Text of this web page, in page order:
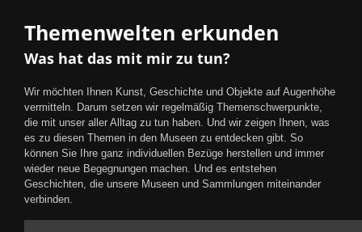
Themenwelten erkunden
Was hat das mit mir zu tun?
Wir möchten Ihnen Kunst, Geschichte und Objekte auf Augenhöhe
vermitteln. Darum setzen wir regelmäßig Themenschwerpunkte,
die mit unser aller Alltag zu tun haben. Und wir zeigen Ihnen, was
es zu diesen Themen in den Museen zu entdecken gibt. So
können Sie Ihre ganz individuellen Bezüge herstellen und immer
wieder neue Begegnungen machen. Und es entstehen
Geschichten, die unsere Museen und Sammlungen miteinander
verbinden.